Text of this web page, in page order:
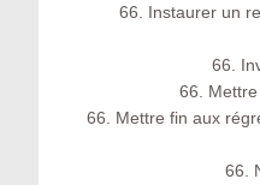
66. Instaurer un
66.
66.
66. Mettre fin aux
66.